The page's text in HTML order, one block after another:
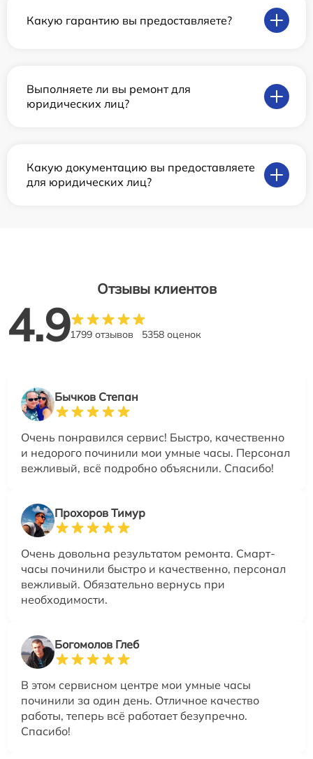
Какую гарантию вы предоставляете?
Выполняете ли вы ремонт для
юридических лиц?
Какую документацию вы предоставляете
для юридических лиц?
Отзывы клиентов
4.91799 отзывов 5358 оценок
Бычков Степан
Очень понравился сервис! Быстро, качественно
и недорого починили мои умные часы. Персонал
вежливый, всё подробно объяснили. Спасибо!
Прохоров Тимур
Очень довольна результатом ремонта. Смарт-
часы починили быстро и качественно, персонал
вежливый. Обязательно вернусь при
необходимости.
Богомолов Глеб
В этом сервисном центре мои умные часы
починили за один день. Отличное качество
работы, теперь всё работает безупречно.
Спасибо!